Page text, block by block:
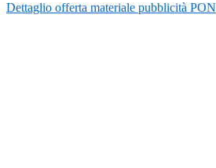
Dettaglio offerta materiale pubblicità PON